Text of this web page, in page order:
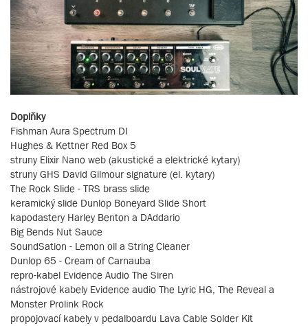
Doplňky
Fishman Aura Spectrum DI
Hughes & Kettner Red Box 5
struny Elixir Nano web (akustické a elektrické kytary)
struny GHS David Gilmour signature (el. kytary)
The Rock Slide - TRS brass slide
keramický slide Dunlop Boneyard Slide Short
kapodastery Harley Benton a DAddario
Big Bends Nut Sauce
SoundSation - Lemon oil a String Cleaner
Dunlop 65 - Cream of Carnauba
repro-kabel Evidence Audio The Siren
nástrojové kabely Evidence audio The Lyric HG, The Reveal a
Monster Prolink Rock
propojovací kabely v pedalboardu Lava Cable Solder Kit